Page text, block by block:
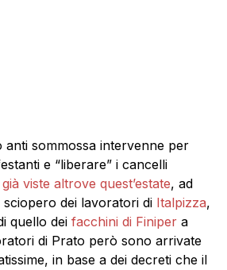
anti sommossa intervenne per
e “liberare” i cancelli
già viste altrove quest’estate, ad
dei lavoratori di Italpizza,
quello dei facchini di Finiper a
di Prato però sono arrivate
in base a dei decreti che il